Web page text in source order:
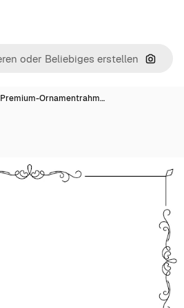
Nach
Premium-Ornamentrahm…